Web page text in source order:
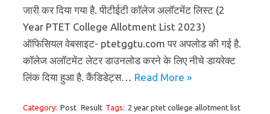
जारी कर दिया गया है. पीटीईटी कॉलेज अलॉटमेंट लिस्ट (2
Year PTET College Allotment List 2023)
ऑफिसियल वेबसाइट- ptetggtu.com पर अपलोड की गई है.
कॉलेज अलॉटमेंट लेटर डाउनलोड करने के लिए नीचे डायरेक्ट
लिंक दिया हुआ है. कैंडिडेट्स… Read More »
Category: Post Result Tags: 2 year ptet college allotment list